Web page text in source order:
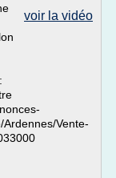
voir la vidéo
Vente-